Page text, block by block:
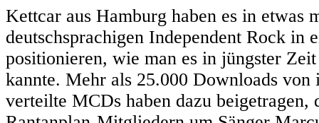
Kettcar aus Hamburg haben es in etwas
deutschsprachigen Independent Rock
positionieren, wie man es in jüngster
kannte. Mehr als 25.000 Downloads
verteilte MCDs haben dazu